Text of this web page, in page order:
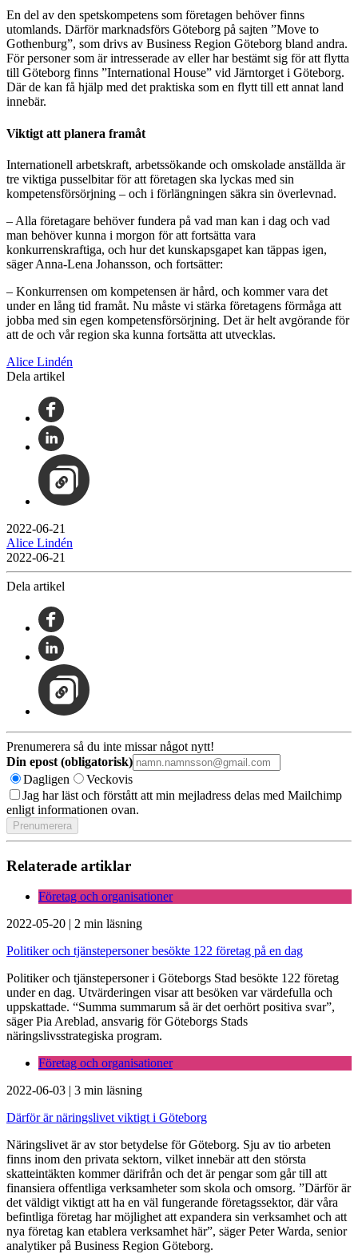
En del av den spetskompetens som företagen behöver finns
utomlands. Därför marknadsförs Göteborg på sajten ”Move to
Gothenburg”, som drivs av Business Region Göteborg bland andra.
För personer som är intresserade av eller har bestämt sig för att flytta
till Göteborg finns ”International House” vid Järntorget i Göteborg.
Där de kan få hjälp med det praktiska som en flytt till ett annat land
innebär.
Viktigt att planera framåt
Internationell arbetskraft, arbetssökande och omskolade anställda är
tre viktiga pusselbitar för att företagen ska lyckas med sin
kompetensförsörjning – och i förlängningen säkra sin överlevnad.
– Alla företagare behöver fundera på vad man kan i dag och vad
man behöver kunna i morgon för att fortsätta vara
konkurrenskraftiga, och hur det kunskapsgapet kan täppas igen,
säger Anna-Lena Johansson, och fortsätter:
– Konkurrensen om kompetensen är hård, och kommer vara det
under en lång tid framåt. Nu måste vi stärka företagens förmåga att
jobba med sin egen kompetensförsörjning. Det är helt avgörande för
att de och vår region ska kunna fortsätta att utvecklas.
Alice Lindén
Dela artikel
2022-06-21
Alice Lindén
2022-06-21
Dela artikel
Prenumerera så du inte missar något nytt!
Din epost (obligatorisk)
Dagligen
Veckovis
Jag har läst och förstått att min mejladress delas med Mailchimp
enligt informationen ovan.
Relaterade artiklar
Företag och organisationer
2022-05-20 | 2 min läsning
Politiker och tjänstepersoner besökte 122 företag på en dag
Politiker och tjänstepersoner i Göteborgs Stad besökte 122 företag
under en dag. Utvärderingen visar att besöken var värdefulla och
uppskattade. “Summa summarum så är det oerhört positiva svar”,
säger Pia Areblad, ansvarig för Göteborgs Stads
näringslivsstrategiska program.
Företag och organisationer
2022-06-03 | 3 min läsning
Därför är näringslivet viktigt i Göteborg
Näringslivet är av stor betydelse för Göteborg. Sju av tio arbeten
finns inom den privata sektorn, vilket innebär att den största
skatteintäkten kommer därifrån och det är pengar som går till att
finansiera offentliga verksamheter som skola och omsorg. ”Därför är
det väldigt viktigt att ha en väl fungerande företagssektor, där våra
befintliga företag har möjlighet att expandera sin verksamhet och att
nya företag kan etablera verksamhet här”, säger Peter Warda, senior
analytiker på Business Region Göteborg.